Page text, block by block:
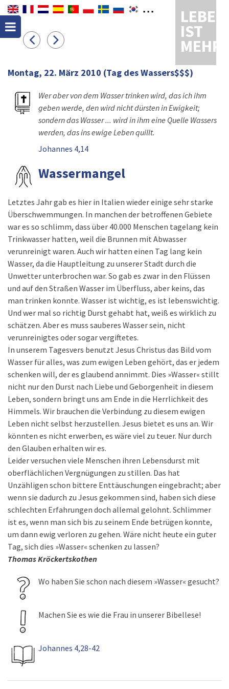
LEBEN
IST
MEHR
Montag, 22. März 2010 (Tag des Wassers$$$)
Wer aber von dem Wasser trinken wird, das ich ihm
geben werde, den wird nicht dürsten in Ewigkeit;
sondern das Wasser ... wird in ihm eine Quelle Wassers
werden, das ins ewige Leben quillt.
Johannes 4,14
Wassermangel
Letztes Jahr gab es hier in Italien wieder einige sehr starke
Überschwemmungen. In manchen der betroffenen Gebiete
war es so schlimm, dass über 40.000 Menschen tagelang kein
Trinkwasser hatten, weil die Brunnen mit Abwasser
verunreinigt waren. Auch wir hatten einen Tag lang kein
Wasser, da die Hauptleitung zu unserer Stadt durch die
Unwetter unterbrochen war. So gab es zwar in den Flüssen
und auf den Straßen Wasser im Überfluss, aber keins, das
man trinken konnte. Wasser ist wichtig, es ist lebenswichtig.
Und wer mal so richtig Durst gehabt hat, weiß es wirklich zu
schätzen. Aber es muss sauberes Wasser sein, nicht
verunreinigtes oder sogar vergiftetes.
In unserem Tagesvers benutzt Jesus Christus das Bild vom
Wasser für alles, was zum ewigen Leben gehört, das er jedem
schenken will, der es glaubend annimmt. Dies »Wasser« stillt
nicht nur den Durst nach Liebe und Geborgenheit in diesem
Leben, sondern bringt uns am Ende in die Herrlichkeit des
Himmels. Wir brauchen die Verbindung zu diesem ewigen
Leben nicht selbst herzustellen. Jesus bietet es uns an. Wir
könnten es nicht erwerben, es wäre viel zu teuer. Nur durch
den Glauben erhalten wir es.
Leider versuchen viele Menschen ihren Lebensdurst mit
oberflächlichen Vergnügungen zu stillen. Das hat
Unzähligen schon bittere Enttäuschungen eingebracht; aber
wenn sie dadurch zu Jesus gekommen sind, haben sich diese
schlechten Erfahrungen doch allemal gelohnt. Schlimmer
ist es, wenn man sich bis zu seinem Ende betrügen konnte,
um dann ewig verloren zu gehen. Wäre nicht heute ein guter
Tag, sich dies »Wasser« schenken zu lassen?
Thomas Kröckertskothen
Wo haben Sie schon nach diesem »Wasser« gesucht?
Machen Sie es wie die Frau in unserer Bibellese!
Johannes 4,28-42